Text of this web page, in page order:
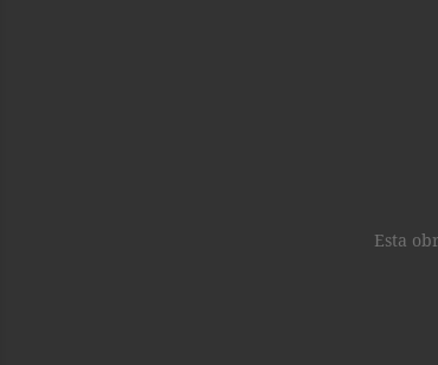
Esta